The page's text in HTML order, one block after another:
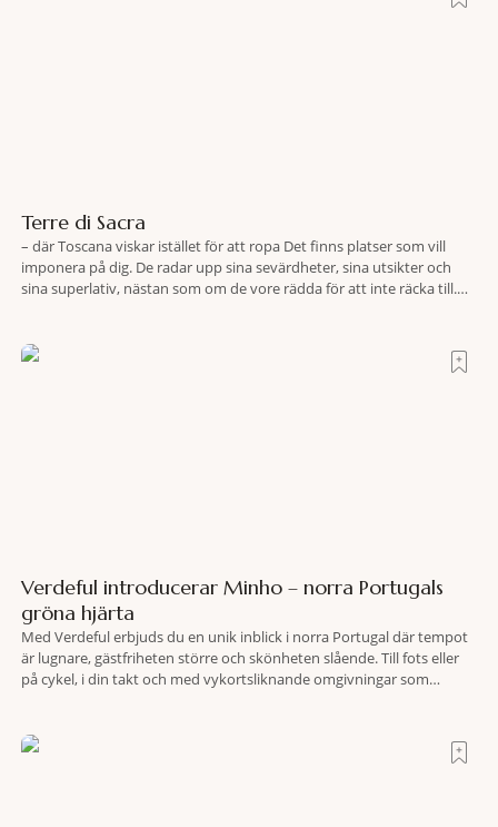
Terre di Sacra
– där Toscana viskar istället för att ropa Det finns platser som vill
imponera på dig. De radar upp sina sevärdheter, sina utsikter och
sina superlativ, nästan som om de vore rädda för att inte räcka till.
Verdeful introducerar Minho – norra Portugals
gröna hjärta
Med Verdeful erbjuds du en unik inblick i norra Portugal där tempot
är lugnare, gästfriheten större och skönheten slående. Till fots eller
på cykel, i din takt och med vykortsliknande omgivningar som
travel när det